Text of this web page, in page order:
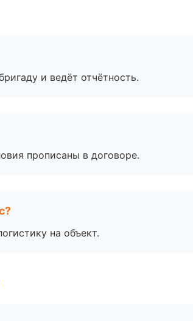
и ведёт отчётность.
прописаны в договоре.
на объект.